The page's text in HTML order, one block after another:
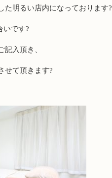
た明るい店内になっております?
いです?
記入頂き、
せて頂きます?